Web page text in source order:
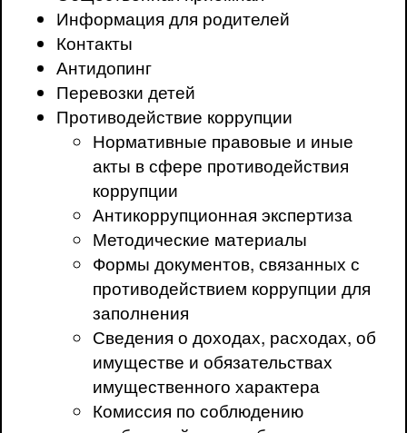
Информация для родителей
Контакты
Антидопинг
Перевозки детей
Противодействие коррупции
Нормативные правовые и иные
акты в сфере противодействия
коррупции
Антикоррупционная экспертиза
Методические материалы
Формы документов, связанных с
противодействием коррупции для
заполнения
Сведения о доходах, расходах, об
имуществе и обязательствах
имущественного характера
Комиссия по соблюдению